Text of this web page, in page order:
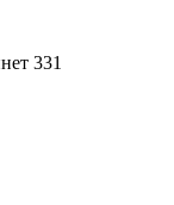
331